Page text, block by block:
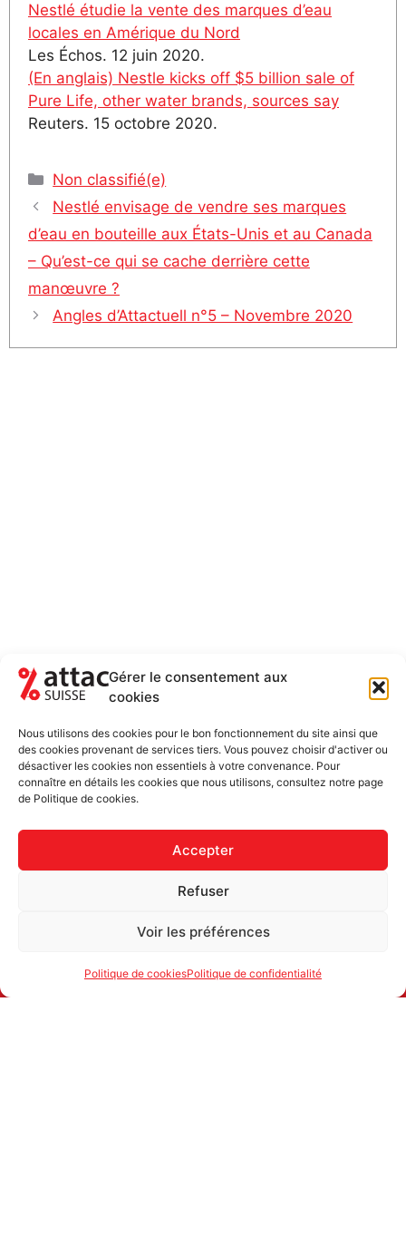
Gérer le consentement aux
cookies
Nous utilisons des cookies pour le bon fonctionnement du site ainsi que
des cookies provenant de services tiers. Vous pouvez choisir d'activer ou
désactiver les cookies non essentiels à votre convenance. Pour
connaître en détails les cookies que nous utilisons, consultez notre page
de Politique de cookies.
Accepter
Refuser
Voir les préférences
Politique de cookiesPolitique de confidentialité
Nestlé étudie la vente des marques d’eau
locales en Amérique du Nord
Les Échos. 12 juin 2020.
(En anglais) Nestle kicks off $5 billion sale of
Pure Life, other water brands, sources say
Reuters. 15 octobre 2020.
Catégories
Non classifié(e)
Nestlé envisage de vendre ses marques
d’eau en bouteille aux États-Unis et au Canada
– Qu’est-ce qui se cache derrière cette
manœuvre ?
Angles d’Attactuell n°5 – Novembre 2020
NEWSLETTER
5-6 FOIS PAR ANNÉE
Newsletter uniquement et désinscription possible